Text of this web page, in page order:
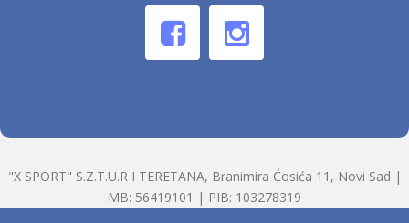
"X SPORT" S.Z.T.U.R I TERETANA, Branimira Ćosića 11, Novi Sad |
MB: 56419101 | PIB: 103278319